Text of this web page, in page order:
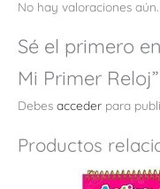
No hay valoraciones aún.
Sé el primero
Mi Primer Reloj”
Debes acceder para
Productos